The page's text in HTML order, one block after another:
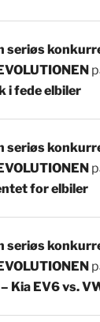
seriøs
i fede elbiler
seriøs
for elbiler
seriøs
Kia EV6 vs.